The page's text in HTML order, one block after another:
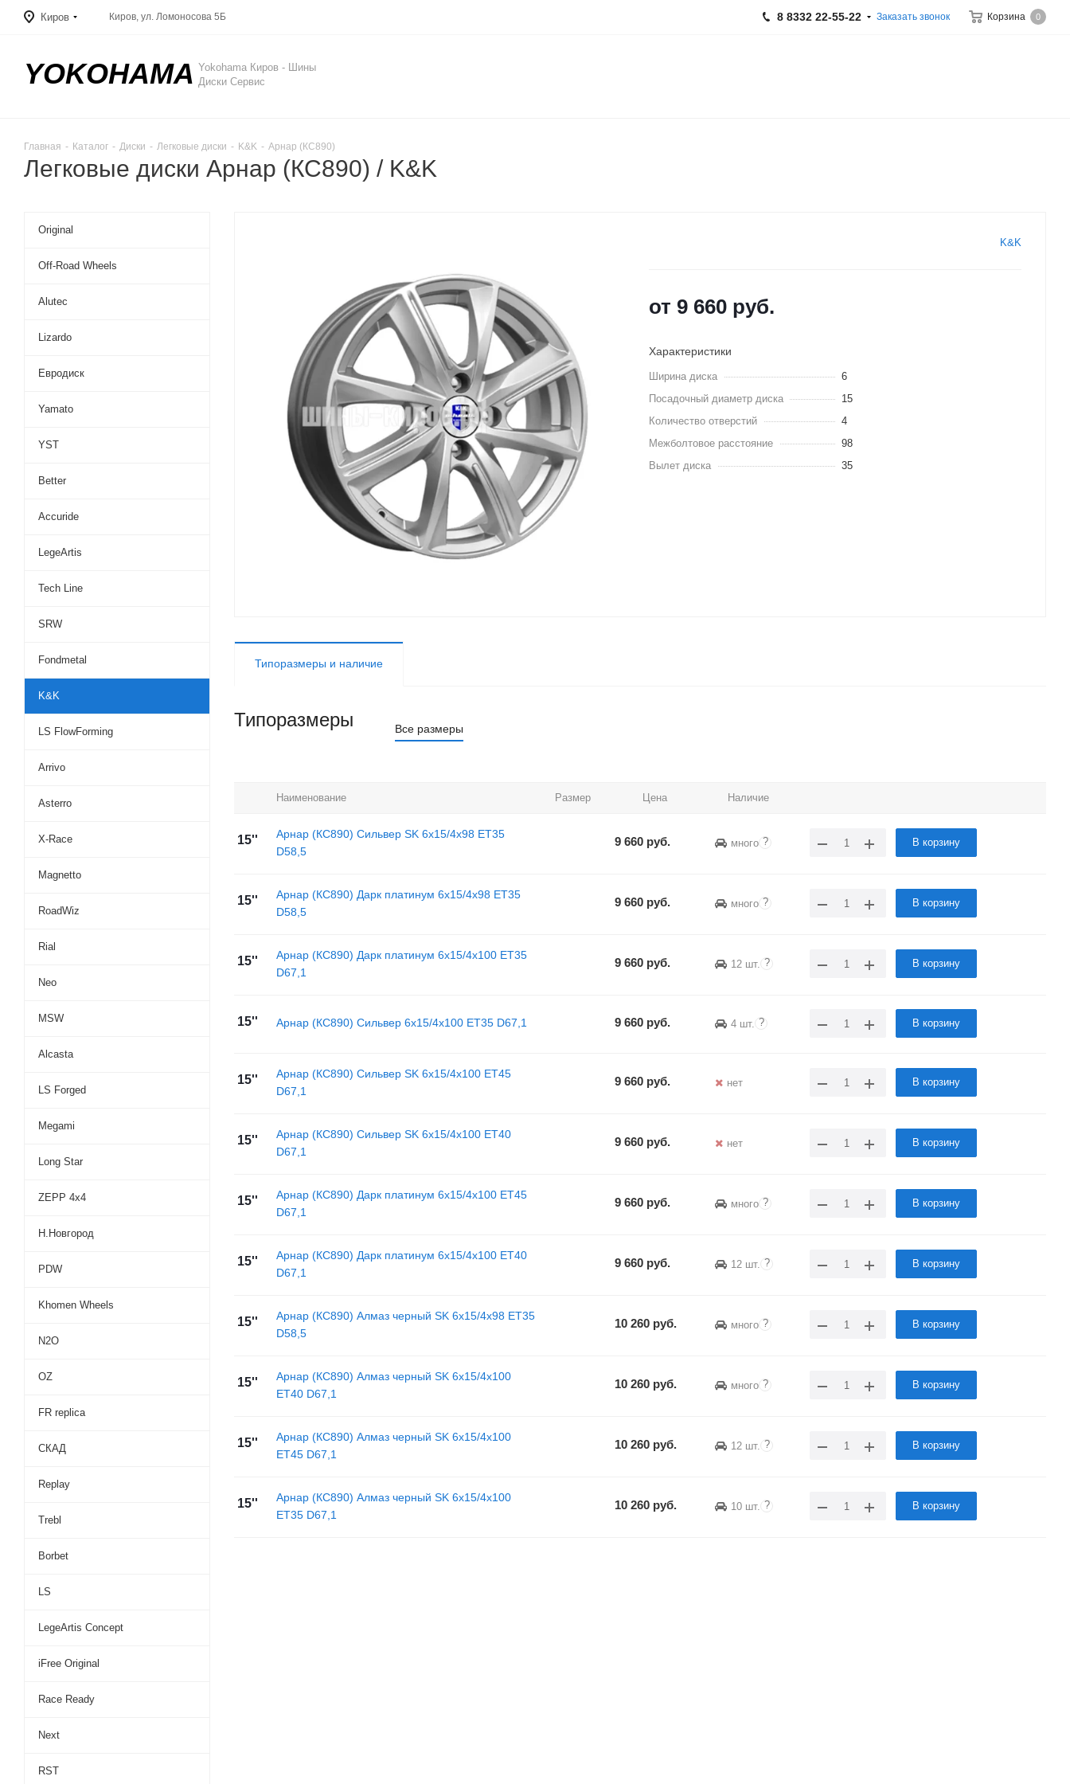
Киров Корзина 0
Киров, ул. Ломоносова 5Б 8 8332 22-55-22 Заказать звонок
YOKOHAMA Yokohama Киров - Шины
Диски Сервис
Главная - Каталог - Диски - Легковые диски - K&K - Арнар (КС890)
Легковые диски Арнар (КС890) / K&K
K&K
от 9 660 руб.
Характеристики
Ширина диска
6
Посадочный диаметр диска
15
Количество отверстий
4
Межболтовое расстояние
98
Вылет диска
35
Типоразмеры и наличие
Типоразмеры Все размеры
Наименование Размер Цена Наличие
15''
Арнар (КС890) Сильвер SK 6x15/4x98 ET35
D58,5
9 660 руб. много ? В корзину
15''
Арнар (КС890) Дарк платинум 6x15/4x98 ET35
D58,5
9 660 руб. много ? В корзину
15''
Арнар (КС890) Дарк платинум 6x15/4x100 ET35
D67,1
9 660 руб. 12 шт. ? В корзину
15'' Арнар (КС890) Сильвер 6x15/4x100 ET35 D67,1 9 660 руб. 4 шт. ? В корзину
15''
Арнар (КС890) Сильвер SK 6x15/4x100 ET45
D67,1
9 660 руб. нет В корзину
15''
Арнар (КС890) Сильвер SK 6x15/4x100 ET40
D67,1
9 660 руб. нет В корзину
15''
Арнар (КС890) Дарк платинум 6x15/4x100 ET45
D67,1
9 660 руб. много ? В корзину
15''
Арнар (КС890) Дарк платинум 6x15/4x100 ET40
D67,1
9 660 руб. 12 шт. ? В корзину
15''
Арнар (КС890) Алмаз черный SK 6x15/4x98 ET35
D58,5
10 260 руб. много ? В корзину
15''
Арнар (КС890) Алмаз черный SK 6x15/4x100
ET40 D67,1
10 260 руб. много ? В корзину
15''
Арнар (КС890) Алмаз черный SK 6x15/4x100
ET45 D67,1
10 260 руб. 12 шт. ? В корзину
15''
Арнар (КС890) Алмаз черный SK 6x15/4x100
ET35 D67,1
10 260 руб. 10 шт. ? В корзину
Original
Off-Road Wheels
Alutec
Lizardo
Евродиск
Yamato
YST
Better
Accuride
LegeArtis
Tech Line
SRW
Fondmetal
K&K
LS FlowForming
Arrivo
Asterro
X-Race
Magnetto
RoadWiz
Rial
Neo
MSW
Alcasta
LS Forged
Megami
Long Star
ZEPP 4х4
Н.Новгород
PDW
Khomen Wheels
N2O
OZ
FR replica
СКАД
Replay
Trebl
Borbet
LS
LegeArtis Concept
iFree Original
Race Ready
Next
RST